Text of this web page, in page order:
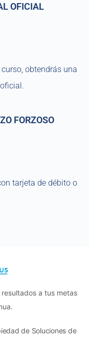
OFICIAL
obtendrás una
FORZOSO
tarjeta de débito o
a tus metas
de Soluciones de